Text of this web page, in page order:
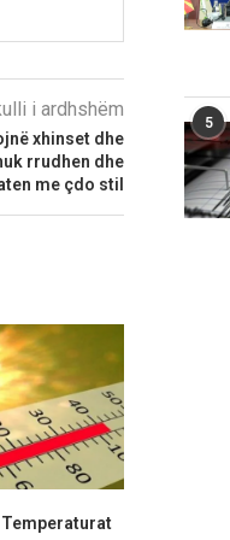
i ardhshëm
xhinset dhe
rrudhen dhe
me çdo stil
5